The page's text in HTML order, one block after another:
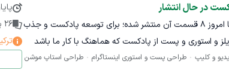
در حال انتشار
پروژه ما شامل ۴٠ قسمت پادکست است که تا امروز ٨ قسمت آن منتشر شده؛ برای توسعه پادکست و جذب
و استوری و پست از پادکست که هماهنگ با کار ما باشد
و کلیپ طراحی پست و استوری اینستاگرام طراحی استاپ موشن
26